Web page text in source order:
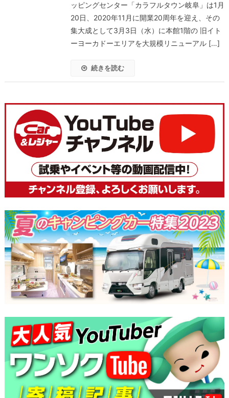
ッピングセンター「カラフルタウン岐阜」は1月
20日、2020年11月に開業20周年を迎え、その
集大成として3月3日（水）に本館1階の 旧イト
ーヨーカドーエリアを大規模リニューアル […]
続きを読む